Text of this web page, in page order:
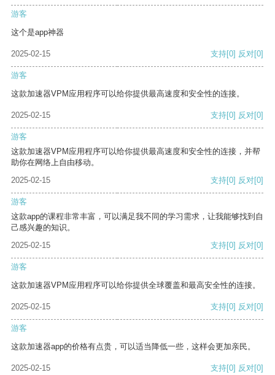
游客
这个是app神器
2025-02-15 支持[0] 反对[0]
游客
这款加速器VPM应用程序可以给你提供最高速度和安全性的连接。
2025-02-15 支持[0] 反对[0]
游客
这款加速器VPM应用程序可以给你提供最高速度和安全性的连接，并帮
助你在网络上自由移动。
2025-02-15
支持[0] 反对[0]
游客
这款app的课程非常丰富，可以满足我不同的学习需求，让我能够找到自
己感兴趣的知识。
2025-02-15
支持[0] 反对[0]
游客
这款加速器VPM应用程序可以给你提供全球覆盖和最高安全性的连接。
2025-02-15 支持[0] 反对[0]
游客
这款加速器app的价格有点贵，可以适当降低一些，这样会更加亲民。
2025-02-15 支持[0] 反对[0]